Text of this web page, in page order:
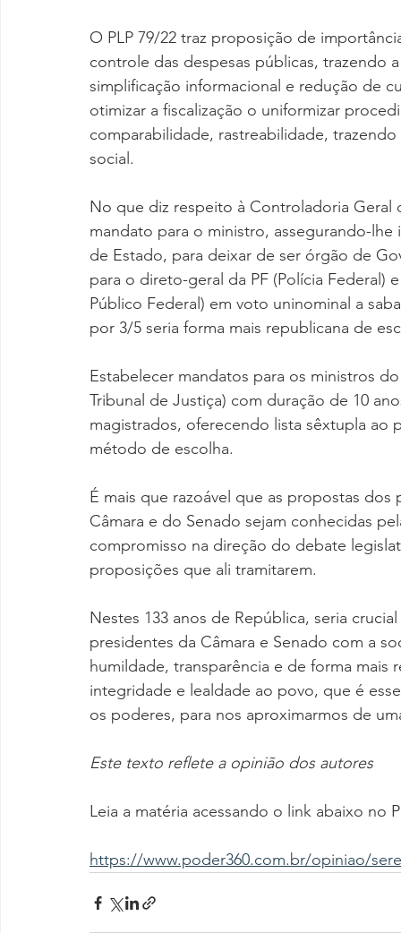
O PLP 79/22 traz proposição de
controle das despesas públicas, trazendo
simplificação informacional e redução de
otimizar a fiscalização o uniformizar
comparabilidade, rastreabilidade,
social.
No que diz respeito à Controladoria Geral
mandato para o ministro, assegurando-
de Estado, para deixar de ser órgão de
para o direto-geral da PF (Polícia
Público Federal) em voto uninominal a
por 3/5 seria forma mais republicana de
Estabelecer mandatos para os ministros
Tribunal de Justiça) com duração de 10
magistrados, oferecendo lista sêxtupla
método de escolha.
É mais que razoável que as propostas
Câmara e do Senado sejam conhecidas
compromisso na direção do debate
proposições que ali tramitarem.
Nestes 133 anos de República, seria
presidentes da Câmara e Senado com a
humildade, transparência e de forma
integridade e lealdade ao povo, que é
os poderes, para nos aproximarmos de
Este texto reflete a opinião dos autores
Leia a matéria acessando o link abaixo no
https://www.poder360.com.br/opiniao/